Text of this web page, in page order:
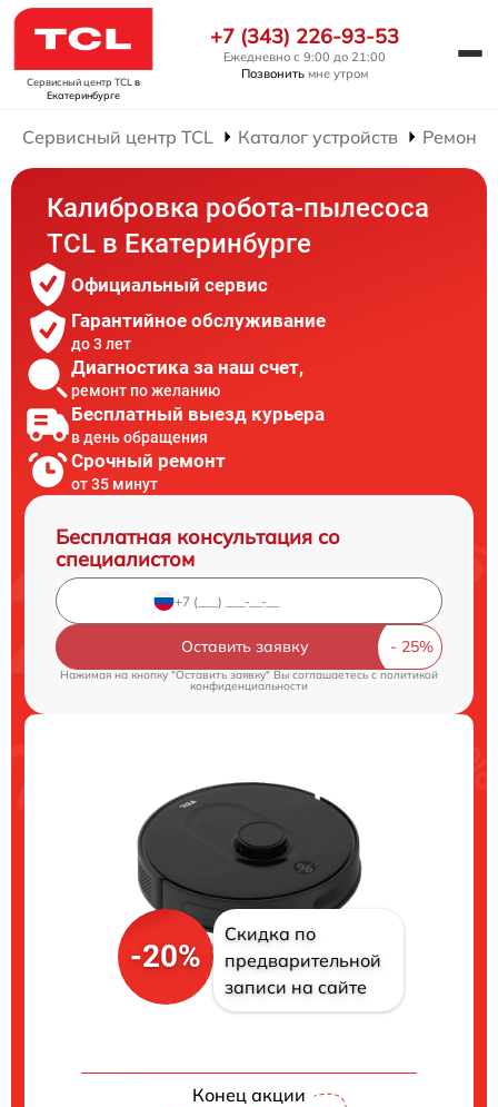
Сервисный центр TCL в
Екатеринбурге
+7 (343) 226-93-53
Ежедневно с 9:00 до 21:00
Позвонить мне утром
Сервисный центр TCL Каталог устройств Ремонт
Калибровка робота-пылесоса
TCL в Екатеринбурге
Официальный сервис
Гарантийное обслуживание
до 3 лет
Диагностика за наш счет,
ремонт по желанию
Бесплатный выезд курьера
в день обращения
Срочный ремонт
от 35 минут
Бесплатная консультация со
специалистом
Оставить заявку
Нажимая на кнопку "Оставить заявку" Вы соглашаетесь cполитикой
конфиденциальности
-20%
Скидка по
предварительной
записи на сайте
Конец акции